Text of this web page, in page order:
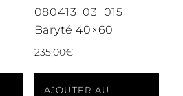
080413_03_015
Baryté 40×60
235,00€
AJOUTER AU